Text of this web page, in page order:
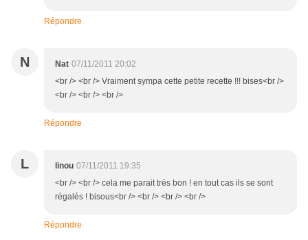
Répondre
N Nat 07/11/2011 20:02
<br /> <br /> Vraiment sympa cette petite recette !!! bises<br />
<br /> <br /> <br />
Répondre
L linou 07/11/2011 19:35
<br /> <br /> cela me parait très bon ! en tout cas ils se sont
régalés ! bisous<br /> <br /> <br /> <br />
Répondre